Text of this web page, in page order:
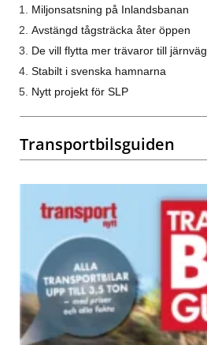
Miljonsatsning på Inlandsbanan
Avstängd tågsträcka åter öppen
De vill flytta mer trävaror till järnväg
Stabilt i svenska hamnarna
Nytt projekt för SLP
Transportbilsguiden